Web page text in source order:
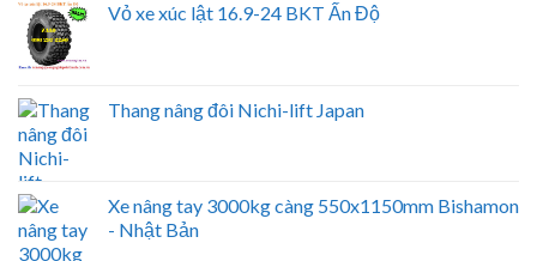
Vỏ xe xúc lật 16.9-24 BKT Ấn Độ
Thang nâng đôi Nichi-lift Japan
Xe nâng tay 3000kg càng 550x1150mm Bishamon
- Nhật Bản